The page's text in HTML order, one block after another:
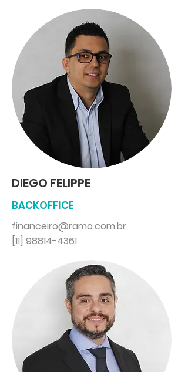
DIEGO FELIPPE
BACKOFFICE
financeiro@ramo.com.br
[11] 98814-4361